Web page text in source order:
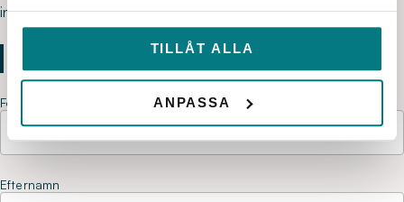
TILLÅT ALLA
ANPASSA
innehåll. Ring 08-506 002 00 eller skicka oss din fråga här.
Förnamn
Efternamn